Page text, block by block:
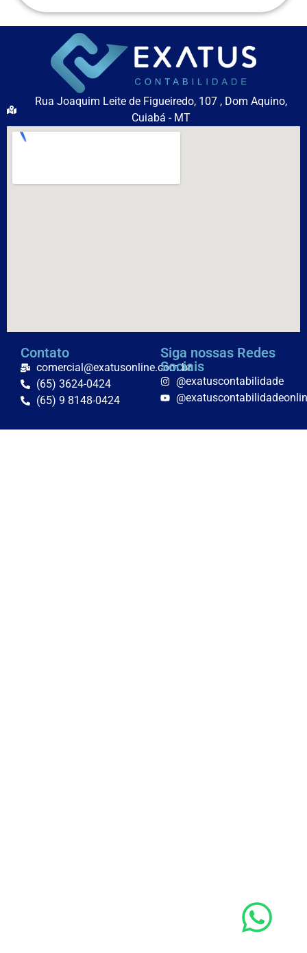
Rua Joaquim Leite de Figueiredo, 107 , Dom Aquino,
Cuiabá - MT
Contato
comercial@exatusonline.com.br
(65) 3624-0424
(65) 9 8148-0424
Siga nossas Redes
Sociais
@exatuscontabilidade